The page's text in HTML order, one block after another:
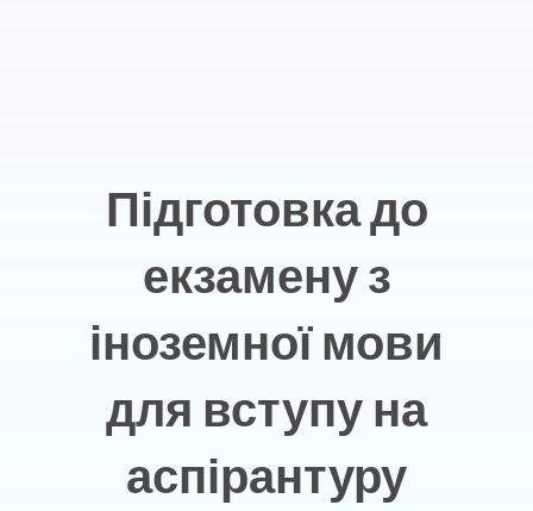
Підготовка до
екзамену з
іноземної мови
для вступу на
аспірантуру